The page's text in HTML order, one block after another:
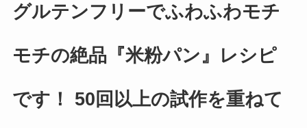
グルテンフリーでふわふわモチ
モチの絶品『米粉パン』レシピ
です！ 50回以上の試作を重ねて